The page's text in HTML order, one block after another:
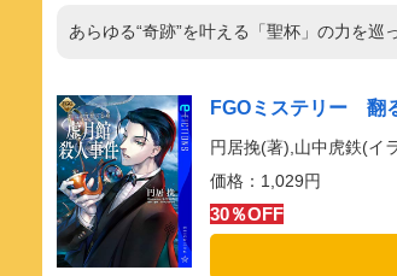
あらゆる“奇跡”を叶える「聖杯」の力を
FGOミステリー 翻
円居挽(著),山中虎鉄(イ
価格：1,029円
30％OFF